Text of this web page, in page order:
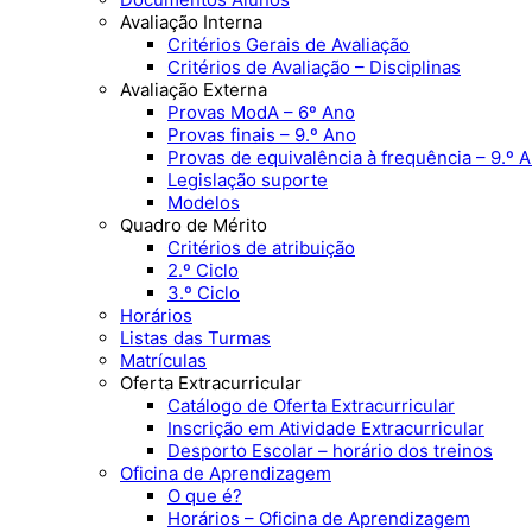
Avaliação Interna
Critérios Gerais de Avaliação
Critérios de Avaliação – Disciplinas
Avaliação Externa
Provas ModA – 6º Ano
Provas finais – 9.º Ano
Provas de equivalência à frequência – 9.º
Legislação suporte
Modelos
Quadro de Mérito
Critérios de atribuição
2.º Ciclo
3.º Ciclo
Horários
Listas das Turmas
Matrículas
Oferta Extracurricular
Catálogo de Oferta Extracurricular
Inscrição em Atividade Extracurricular
Desporto Escolar – horário dos treinos
Oficina de Aprendizagem
O que é?
Horários – Oficina de Aprendizagem